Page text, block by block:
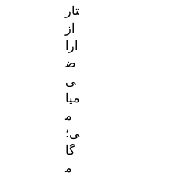
تار
از
ارا
ض
ی
میا
م
ی؛
گا
م